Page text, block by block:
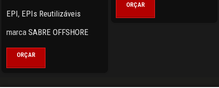
EPI, EPIs Reutilizáveis
marca SABRE OFFSHORE
ORÇAR
ORÇAR